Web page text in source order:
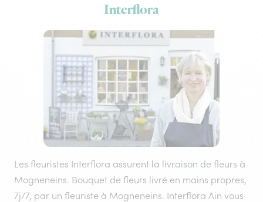
Interflora
Les fleuristes Interflora assurent la livraison de fleurs à
Mogneneins. Bouquet de fleurs livré en mains propres,
7j/7, par un fleuriste à Mogneneins. Interflora Ain vous